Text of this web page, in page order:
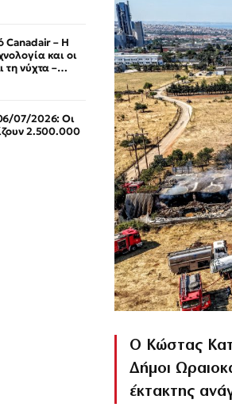
Canadair – Η
και οι
τη νύχτα –
07/2026: Οι
2.500.000
Ο Κώστας
Δήμοι
έκτακτης